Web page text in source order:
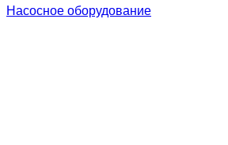
Насосное оборудование